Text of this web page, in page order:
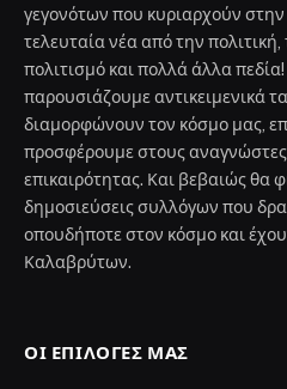
γεγονότων που κυριαρχούν
τελευταία νέα από την πολιτική,
πολιτισμό και πολλά άλλα πεδία!
παρουσιάζουμε αντικειμενικά
διαμορφώνουν τον κόσμο μας,
προσφέρουμε στους
επικαιρότητας. Και βεβαιώς θα
δημοσιεύσεις συλλόγων που
οπουδήποτε στον κόσμο και
Καλαβρύτων.
ΟΙ ΕΠΙΛΟΓΈΣ ΜΑΣ